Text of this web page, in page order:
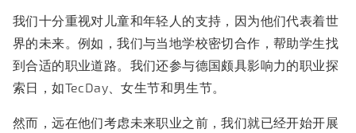
我们十分重视对儿童和年轻人的支持，因为他们代表着世
界的未来。例如，我们与当地学校密切合作，帮助学生找
到合适的职业道路。我们还参与德国颇具影响力的职业探
索日，如TecDay、女生节和男生节。
然而，远在他们考虑未来职业之前，我们就已经开始开展